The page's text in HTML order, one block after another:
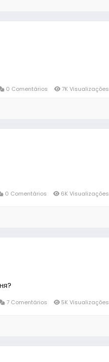
0 Comentários 7K Visualizações
0 Comentários 6K Visualizações
7 Comentários 5K Visualizações